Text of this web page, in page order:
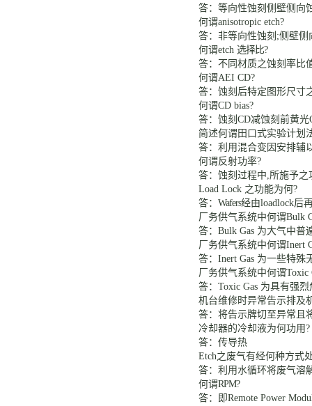
答：等向性蚀刻 侧壁侧向
何谓anisotropic etch?
答：非等向性蚀刻 ;侧壁侧
何谓etch 选择比?
答：不同材质之蚀刻率比
何谓AEI CD?
答：蚀刻后特定图形尺寸
何谓CD bias?
答：蚀刻 CD减蚀刻前黄光
简述何谓田口式实验计划
答：利用混合变因安排辅
何谓反射功率?
答： 蚀刻过程中,所施予之
Load Lock 之功能为何?
答： Wafers经由loadlock后
厂务供气系统中何谓Bulk
答： Bulk Gas 为大气中普
厂务供气系统中何谓Inert
答： Inert Gas 为一些特殊
厂务供气系统中何谓Toxic
答： Toxic Gas 为具有强
机台维修时异常告示排及
答：将告示牌切至异常且
冷却器的冷却液为何功用
答：传导热
Etch之废气有经何种方式
答：利用水循环将废气溶
何谓RPM?
答：即Remote Power